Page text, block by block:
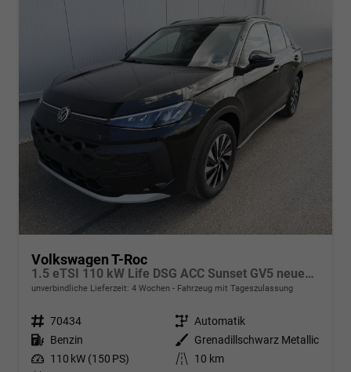
Volkswagen T-Roc
1.5 eTSI 110 kW Life DSG ACC Sunset GV5 neues Modell
unverbindliche Lieferzeit: 4 Wochen Fahrzeug mit Tageszulassung
Fahrzeugnr. 70434 Getriebe Automatik
Kraftstoff Benzin Außenfarbe
Grenadillschwarz Metallic
Leistung 110 kW (150 PS) Kilometerstand
10 km